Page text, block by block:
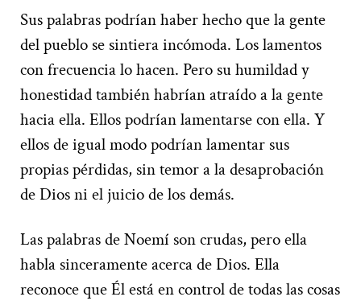
Sus palabras podrían haber hecho que la gente
del pueblo se sintiera incómoda. Los lamentos
con frecuencia lo hacen. Pero su humildad y
honestidad también habrían atraído a la gente
hacia ella. Ellos podrían lamentarse con ella. Y
ellos de igual modo podrían lamentar sus
propias pérdidas, sin temor a la desaprobación
de Dios ni el juicio de los demás.
Las palabras de Noemí son crudas, pero ella
habla sinceramente acerca de Dios. Ella
reconoce que Él está en control de todas las cosas